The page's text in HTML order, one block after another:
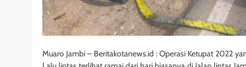
Muaro Jambi – Beritakotanews.id : Operasi Ketupat 2022